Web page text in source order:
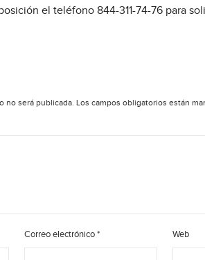
el teléfono 844-311-74-76 para
no será publicada. Los campos obligatorios están
Correo electrónico* Web